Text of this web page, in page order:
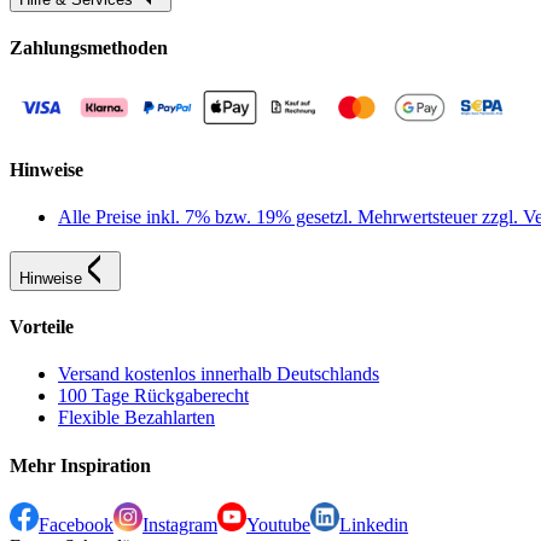
Zahlungsmethoden
Hinweise
Alle Preise inkl. 7% bzw. 19% gesetzl. Mehrwertsteuer zzgl.
Hinweise
Vorteile
Versand kostenlos innerhalb Deutschlands
100 Tage Rückgaberecht
Flexible Bezahlarten
Mehr Inspiration
Facebook Instagram Youtube
Linkedin